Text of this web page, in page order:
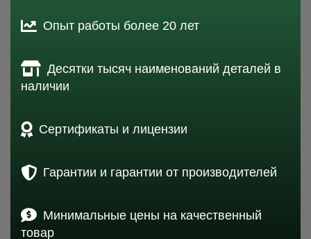
Опыт работы более 20 лет
Десятки тысяч наименований деталей в
наличии
Сертификаты и лицензии
Гарантии и гарантии от производителей
Минимальные цены на качественный
товар